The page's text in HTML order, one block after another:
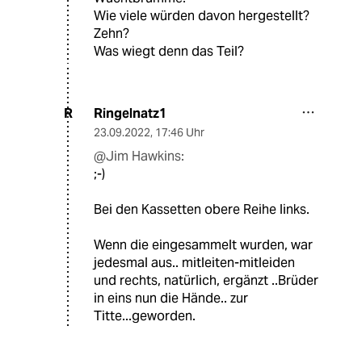
Wie viele würden davon hergestellt?
Zehn?
Was wiegt denn das Teil?
R Ringelnatz1
23.09.2022, 17:46 Uhr
@Jim Hawkins:
;-)
Bei den Kassetten obere Reihe links.
Wenn die eingesammelt wurden, war
jedesmal aus.. mitleiten-mitleiden
und rechts, natürlich, ergänzt ..Brüder
in eins nun die Hände.. zur
Titte...geworden.